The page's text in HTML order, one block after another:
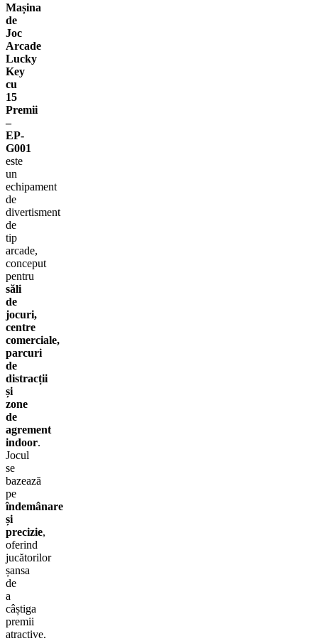
Mașina
de
Joc
Arcade
Lucky
Key
cu
15
Premii
–
EP-
G001
este
un
echipament
de
divertisment
de
tip
arcade,
conceput
pentru
săli
de
jocuri,
centre
comerciale,
parcuri
de
distracții
și
zone
de
agrement
indoor.
Jocul
se
bazează
pe
îndemânare
și
precizie,
oferind
jucătorilor
șansa
de
a
câștiga
premii
atractive.